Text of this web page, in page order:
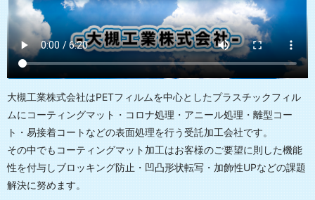
大槻工業株式会社はPETフィルムを中心としたプラスチックフィル
ムにコーティングマット・コロナ処理・アニール処理・離型コー
ト・易接着コートなどの表面処理を行う受託加工会社です。
その中でもコーティングマット加工はお客様のご要望に則した機能
性を付与しブロッキング防止・凹凸形状転写・加飾性UPなどの課題
解決に努めます。